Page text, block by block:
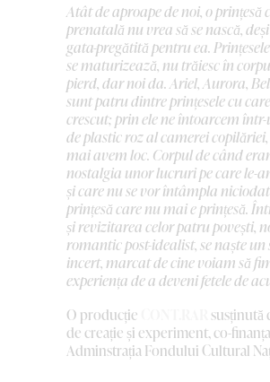
Atât de aproape de noi, o prințesă
prenatală nu vrea să se nască,
gata-pregătită pentru ea.
se maturizează, nu trăiesc în
pierd, dar noi da. Ariel, Aurora,
sunt patru dintre prințesele cu
crescut; prin ele ne întoarcem
de plastic roz al camerei
mai avem loc. Corpul de când
nostalgia unor lucruri pe care le-
și care nu se vor întâmpla
prințesă care nu mai e prințesă.
și revizitarea celor patru povești,
romantic post-idealist, se naște un
incert, marcat de cine voiam să
experiența de a deveni fetele de
O producție
susținută
de creație și experiment, co-
Adminstrația Fondului Cultural